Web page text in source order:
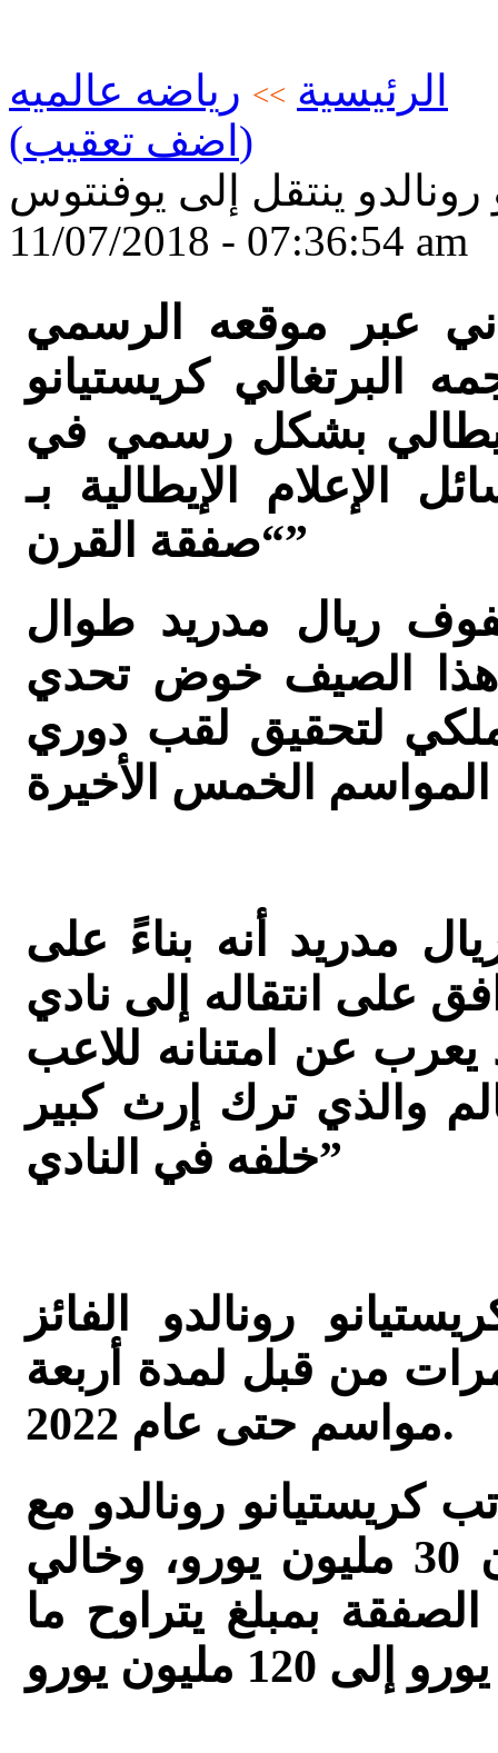
الرئيسية >> رياضه عالميه
(اضف تعقيب)
ينتقل إلى يوفنتوس
11/07/2018 - 07:36:54 am
عبر موقعه الرسمي
البرتغالي كريستيانو
بشكل رسمي في
الإيطالية بـ
“صفقة القرن”
ريال مدريد طوال
هذا الصيف خوض تحدي
لتحقيق لقب دوري
مدريد أنه بناءً على
على انتقاله إلى نادي
يعرب عن امتنانه للاعب
والذي ترك إرث كبير
خلفه في النادي”
رونالدو الفائز
أفضل الكرة الذهبية 5 مرات من قبل لمدة أربعة
مواسم حتى عام 2022.
كريستيانو رونالدو مع
فريقه الجديد يوفنتوس سيكون 30 مليون يورو، وخالي
بمبلغ يتراوح ما